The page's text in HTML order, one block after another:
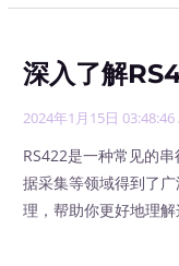
深入了解
2024年1月15日 03:48:46
RS422是一种常见的
据采集等领域得到了
理，帮助你更好地理